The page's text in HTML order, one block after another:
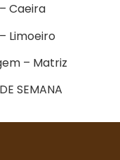
Caeira
Limoeiro
– Matriz
SEMANA